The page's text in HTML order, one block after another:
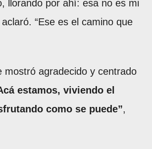
llorando por ahí: esa no es mi
“Ese es el camino que
mostró agradecido y centrado
estamos, viviendo el
como se puede”,